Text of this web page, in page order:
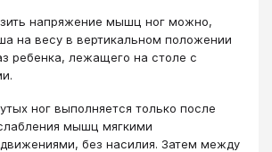
напряжение мышц ног можно,
на весу в вертикальном положении
ребенка, лежащего на столе с
ног выполняется только после
мышц мягкими
без насилия. Затем между